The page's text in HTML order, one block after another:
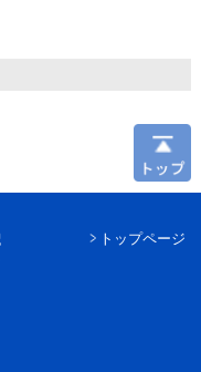
トップページ